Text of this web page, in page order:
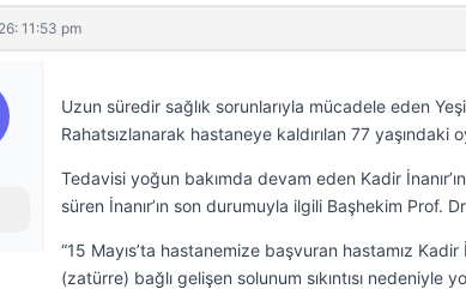
11:53 pm
Uzun süredir sağlık sorunlarıyla mücadele eden
Rahatsızlanarak hastaneye kaldırılan 77
Tedavisi yoğun bakımda devam eden Kadir
süren İnanır’ın son durumuyla ilgili Başhekim Prof.
“15 Mayıs’ta hastanemize başvuran hastamız
(zatürre) bağlı gelişen solunum sıkıntısı nedeniyle